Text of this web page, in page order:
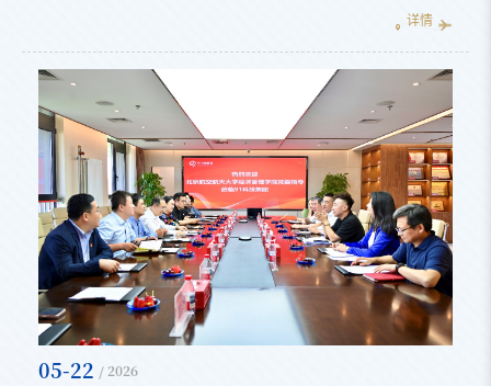
生，经管学院数据科学与决策智能系教授王君、党务秘书朱凯
慧、同等学力项目主管许光明、辅导员张勋等一同参加。5 月
访了经管学院校友、全国五一劳动奖章获得者，佳时特数控股
份有限公司副总经理、党支部书记李莉。深入了解企业在精密
制造领域的技术创新成果...
详情
05-22 / 2026